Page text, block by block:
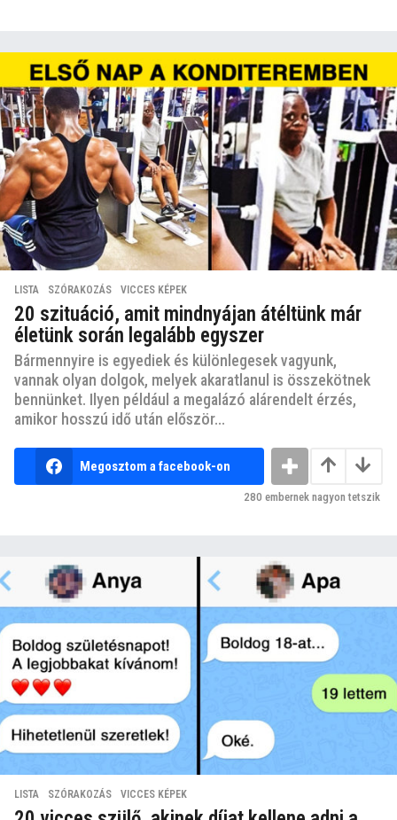
LISTA ,SZÓRAKOZÁS ,VICCES KÉPEK
20 szituáció, amit mindnyájan átéltünk már
életünk során legalább egyszer
Bármennyire is egyediek és különlegesek vagyunk,
vannak olyan dolgok, melyek akaratlanul is összekötnek
bennünket. Ilyen például a megalázó alárendelt érzés,
amikor hosszú idő után először...
Megosztom a facebook-on
280 embernek nagyon tetszik
LISTA ,SZÓRAKOZÁS ,VICCES KÉPEK